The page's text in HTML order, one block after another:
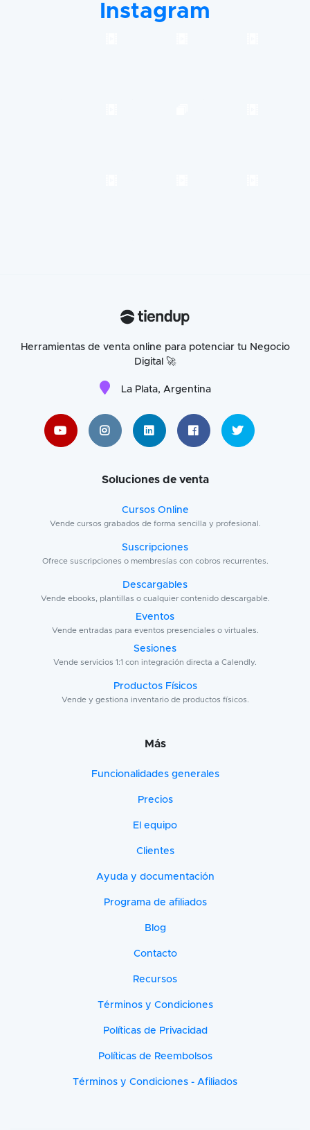
Instagram
Herramientas de venta online para potenciar tu Negocio
Digital 🚀
La Plata, Argentina
Soluciones de venta
Cursos Online
Vende cursos grabados de forma sencilla y profesional.
Suscripciones
Ofrece suscripciones o membresías con cobros recurrentes.
Descargables
Vende ebooks, plantillas o cualquier contenido descargable.
Eventos
Vende entradas para eventos presenciales o virtuales.
Sesiones
Vende servicios 1:1 con integración directa a Calendly.
Productos Físicos
Vende y gestiona inventario de productos físicos.
Más
Funcionalidades generales
Precios
El equipo
Clientes
Ayuda y documentación
Programa de afiliados
Blog
Contacto
Recursos
Términos y Condiciones
Políticas de Privacidad
Políticas de Reembolsos
Términos y Condiciones - Afiliados